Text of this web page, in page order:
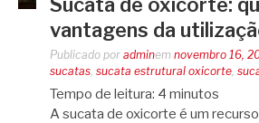
vantagens da
Publicado por adminem novembro 16,
sucatas sucata estrutural oxicorte
Tempo de leitura: 4 minutos
A sucata de oxicorte é um